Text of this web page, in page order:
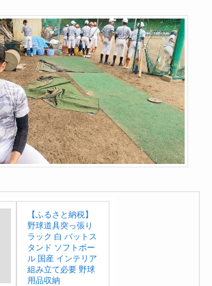
【ふるさと納税】
野球道具突っ張り
ラック 白 バットス
タンド ソフトボー
ル 国産 インテリア
組み立て必要 野球
用品収納